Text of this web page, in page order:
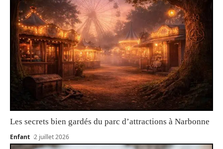
Les secrets bien gardés du parc d’attractions à Narbonne
Enfant 2 juillet 2026